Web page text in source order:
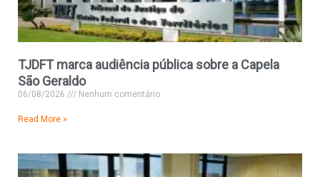
TJDFT marca audiência pública sobre a Capela
São Geraldo
06/08/2026 Nenhum comentário
Read More »